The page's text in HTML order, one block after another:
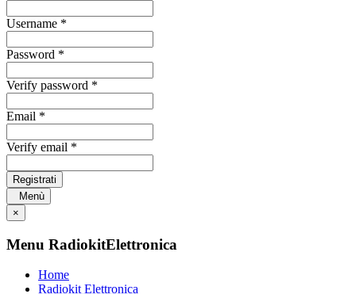
Username *
Password *
Verify password *
Email *
Verify email *
Registrati
Menù
×
Menu RadiokitElettronica
Home
Radiokit Elettronica